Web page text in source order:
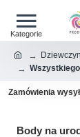
Zamówienia
Body na